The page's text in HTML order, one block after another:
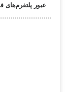
عبور پلتفرم‌های